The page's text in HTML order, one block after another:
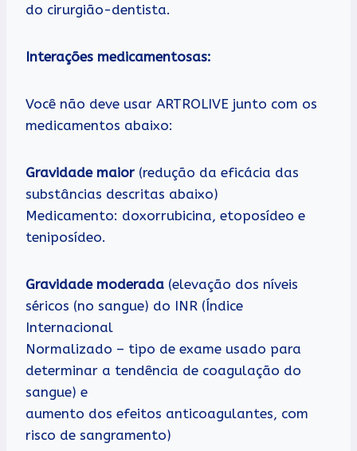
do cirurgião-dentista.
Interações medicamentosas:
Você não deve usar ARTROLIVE junto com os
medicamentos abaixo:
Gravidade maior (redução da eficácia das
substâncias descritas abaixo)
Medicamento: doxorrubicina, etoposídeo e
teniposídeo.
Gravidade moderada (elevação dos níveis
séricos (no sangue) do INR (Índice
Internacional
Normalizado – tipo de exame usado para
determinar a tendência de coagulação do
sangue) e
aumento dos efeitos anticoagulantes, com
risco de sangramento)